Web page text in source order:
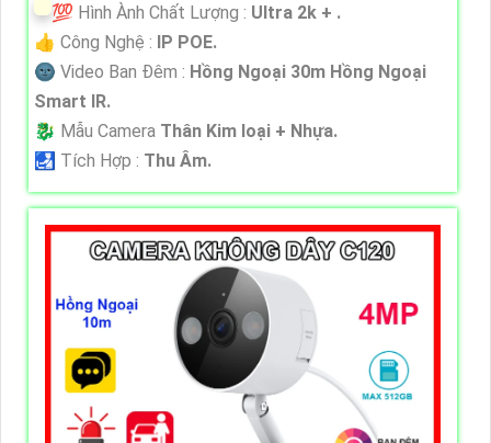
💯 Hình Ành Chất Lượng : Ultra 2k + .
👍 Công Nghệ : IP POE.
🌚 Video Ban Đêm : Hồng Ngoại 30m Hồng Ngoại
Smart IR.
🐉️ Mẫu Camera Thân Kim loại + Nhựa.
️🛃 Tích Hợp : Thu Âm.